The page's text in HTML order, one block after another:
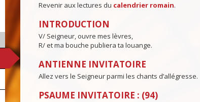
Revenir aux lectures du calendrier romain.
INTRODUCTION
V/ Seigneur, ouvre mes lèvres,
R/ et ma bouche publiera ta louange.
ANTIENNE INVITATOIRE
Allez vers le Seigneur parmi les chants d’allégresse.
PSAUME INVITATOIRE : (94)